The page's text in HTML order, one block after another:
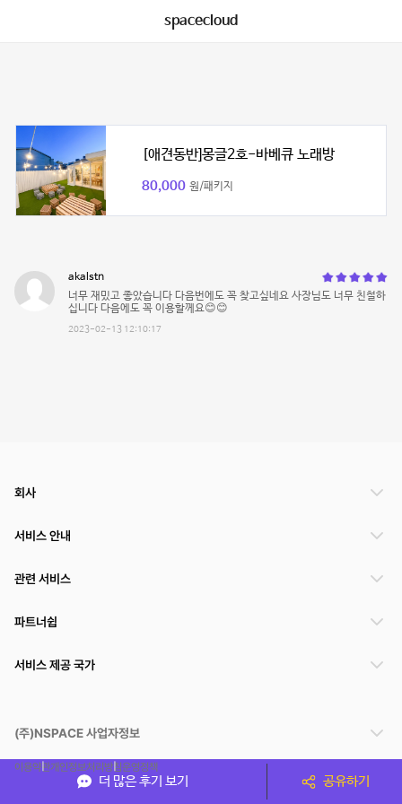
spacecloud
[애견동반]몽글2호-바베큐 노래방
80,000 원/패키지
akalstn
너무 재밌고 좋았습니다 다음번에도 꼭 찾고싶네요 사장님도 너무 친철하
십니다 다음에도 꼭 이용할께요😊😊
2023-02-13 12:10:17
더 많은 후기 보기 공유하기
회사
서비스 안내
관련 서비스
파트너쉽
서비스 제공 국가
(주)NSPACE 사업자정보
이용약관개인정보처리방침운영정책
스페이스클라우드는 통신판매중개자이며 통신판매의 당사자가 아닙니다. 따라서 스페이스클